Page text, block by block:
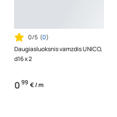
0/5 (0)
Daugiasluoksnis vamzdis UNICO,
d16 x 2
099 € / m